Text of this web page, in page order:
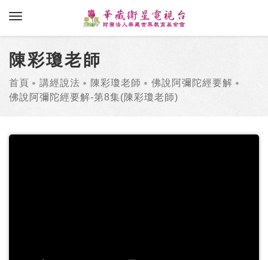
toggle navigation
陳彩瓊老師
首頁 講經說法 陳彩瓊老師
佛說阿彌陀經要解
佛說阿彌陀經要解-第8集(陳彩瓊老師)